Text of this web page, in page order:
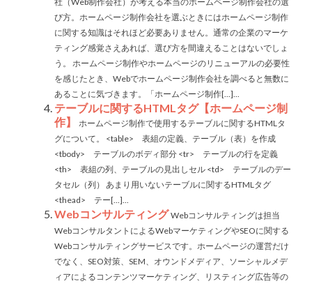
び方。ホームページ制作会社を選ぶときにはホームページ制作
に関する知識はそれほど必要ありません。通常の企業のマーケ
ティング感覚さえあれば、選び方を間違えることはないでしょ
う。 ホームページ制作やホームページのリニューアルの必要性
を感じたとき、Webでホームページ制作会社を調べると無数に
あることに気づきます。「ホームページ制作[...]...
テーブルに関するHTMLタグ【ホームページ制
作】
ホームページ制作で使用するテーブルに関するHTMLタ
グについて。 <table> 表組の定義、テーブル（表）を作成
<tbody> テーブルのボディ部分 <tr> テーブルの行を定義
<th> 表組の列、テーブルの見出しセル <td> テーブルのデー
タセル（列） あまり用いないテーブルに関するHTMLタグ
<thead> テー[...]...
Webコンサルティング Webコンサルティングは担当
WebコンサルタントによるWebマーケティングやSEOに関する
Webコンサルティングサービスです。ホームページの運営だけ
でなく、SEO対策、SEM、オウンドメディア、ソーシャルメデ
ィアによるコンテンツマーケティング、リスティング広告等の